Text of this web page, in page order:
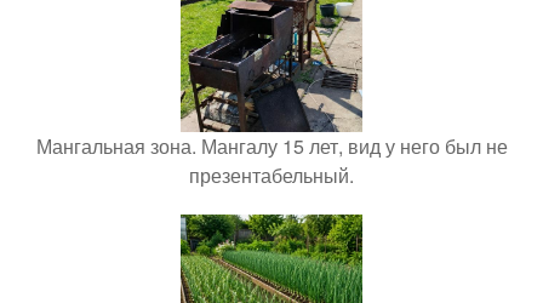
Мангальная зона. Мангалу 15 лет, вид у него был не
презентабельный.